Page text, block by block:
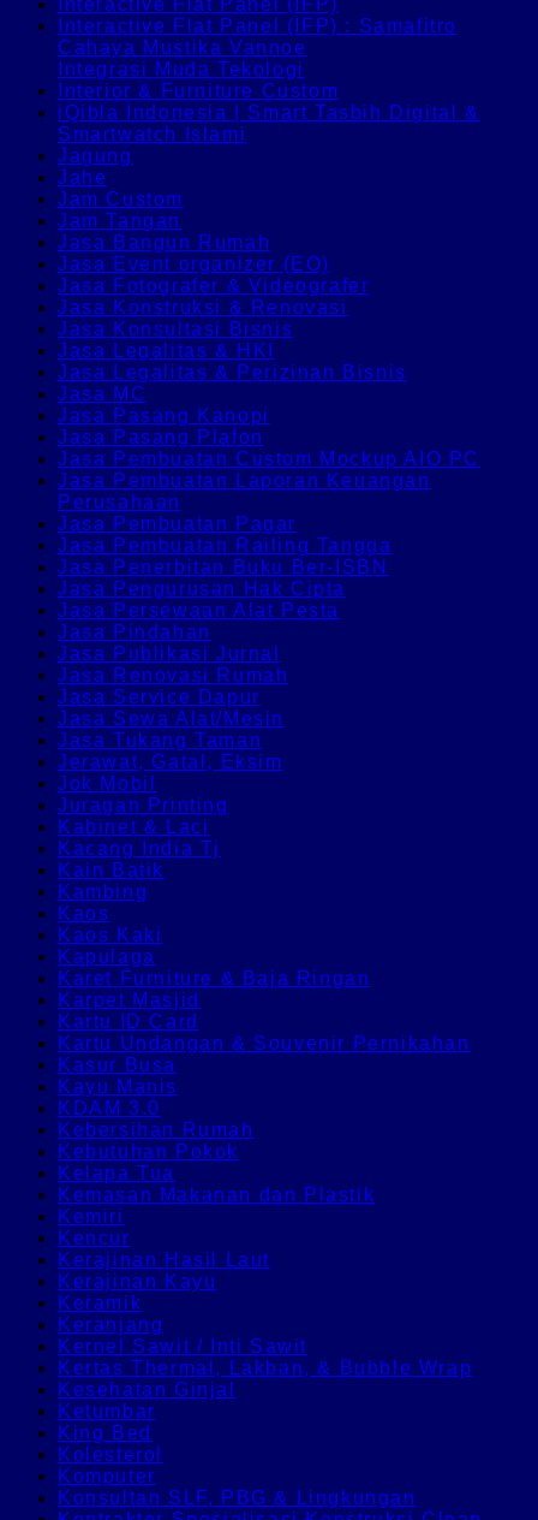
Interactive Flat Panel (IFP) : Samafitro
Cahaya Mustika Vannoe
Integrasi Muda Tekologi
Interior & Furniture Custom
iQibla Indonesia | Smart Tasbih Digital &
Smartwatch Islami
Jagung
Jahe
Jam Custom
Jam Tangan
Jasa Bangun Rumah
Jasa Event organizer (EO)
Jasa Fotografer & Videografer
Jasa Konstruksi & Renovasi
Jasa Konsultasi Bisnis
Jasa Legalitas & HKI
Jasa Legalitas & Perizinan Bisnis
Jasa MC
Jasa Pasang Kanopi
Jasa Pasang Plafon
Jasa Pembuatan Custom Mockup AIO PC
Jasa Pembuatan Laporan Keuangan
Perusahaan
Jasa Pembuatan Pagar
Jasa Pembuatan Railing Tangga
Jasa Penerbitan Buku Ber-ISBN
Jasa Pengurusan Hak Cipta
Jasa Persewaan Alat Pesta
Jasa Pindahan
Jasa Publikasi Jurnal
Jasa Renovasi Rumah
Jasa Service Dapur
Jasa Sewa Alat/Mesin
Jasa Tukang Taman
Jerawat, Gatal, Eksim
Jok Mobil
Juragan Printing
Kabinet & Laci
Kacang India Tj
Kain Batik
Kambing
Kaos
Kaos Kaki
Kapulaga
Karet Furniture & Baja Ringan
Karpet Masjid
Kartu ID Card
Kartu Undangan & Souvenir Pernikahan
Kasur Busa
Kayu Manis
KDAM 3.0
Kebersihan Rumah
Kebutuhan Pokok
Kelapa Tua
Kemasan Makanan dan Plastik
Kemiri
Kencur
Kerajinan Hasil Laut
Kerajinan Kayu
Keramik
Keranjang
Kernel Sawit / Inti Sawit
Kertas Thermal, Lakban, & Bubble Wrap
Kesehatan Ginjal
Ketumbar
King Bed
Kolesterol
Komputer
Konsultan SLF, PBG & Lingkungan